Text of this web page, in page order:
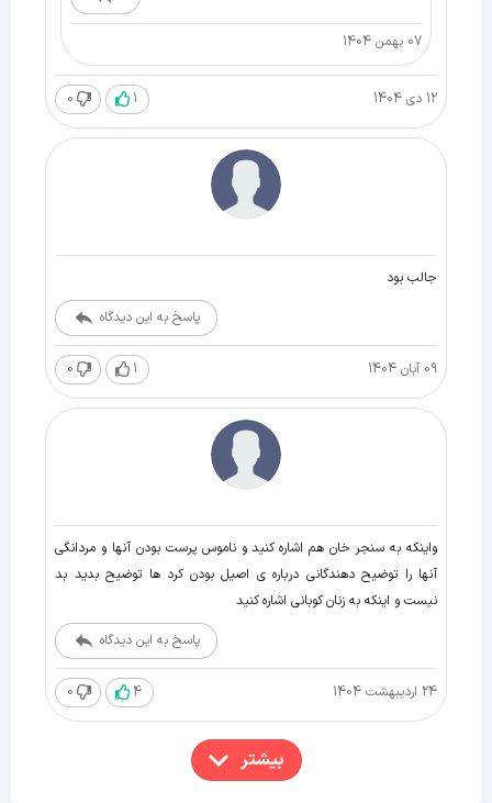
07 بهمن 1404
12 دی 1404 1
0
جالب بود
پاسخ به این دیدگاه
09 آبان 1404 1
0
واینکه به سنجر خان هم اشاره کنید و ناموس پرست بودن آنها و مردانگی
آنها را توضیح دهندگانی درباره ی اصیل بودن کرد ها توضیح بدید بد
نیست و اینکه به زنان کوبانی اشاره کنید
پاسخ به این دیدگاه
24 اردیبهشت 1404 4
0
بیشتر